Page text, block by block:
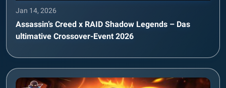
Jan 14, 2026
Assassin’s Creed x RAID Shadow Legends – Das
ultimative Crossover-Event 2026